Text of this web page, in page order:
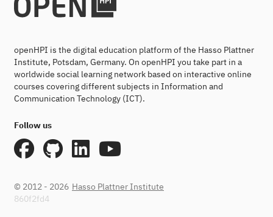
openHPI is the digital education platform of the Hasso Plattner
Institute, Potsdam, Germany. On openHPI you take part in a
worldwide social learning network based on interactive online
courses covering different subjects in Information and
Communication Technology (ICT).
Follow us
© 2012 - 2026 Hasso Plattner Institute
860f2fd4